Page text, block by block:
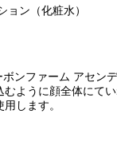
ン（化粧水）
ンファーム アセン
ように顔全体にて
します。